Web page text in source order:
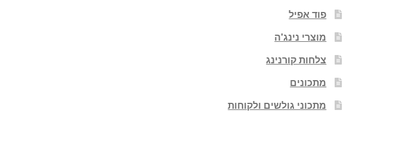
פוד אפיל
מוצרי נינג'ה
צלחות קורנינג
מתכונים
מתכוני גולשים ולקוחות